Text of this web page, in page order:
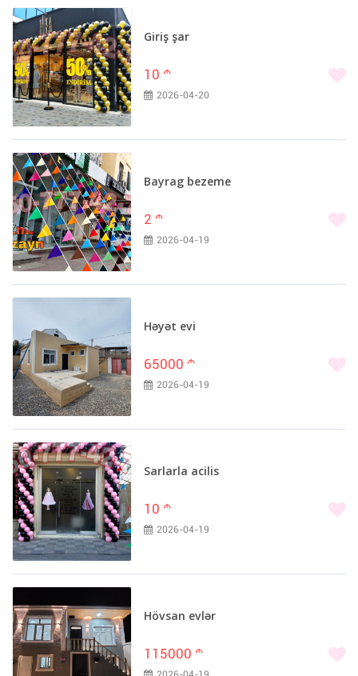
Giriş şar
10 m
2026-04-20
Bayrag bezeme
2 m
2026-04-19
Həyət evi
65000 m
2026-04-19
Sarlarla acilis
10 m
2026-04-19
Hövsan evlər
115000 m